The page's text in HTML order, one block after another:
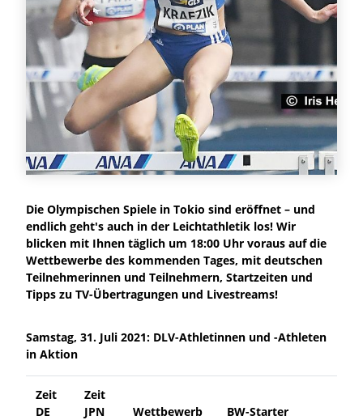
Die Olympischen Spiele in Tokio sind eröffnet – und
endlich geht's auch in der Leichtathletik los! Wir
blicken mit Ihnen täglich um 18:00 Uhr voraus auf die
Wettbewerbe des kommenden Tages, mit deutschen
Teilnehmerinnen und Teilnehmern, Startzeiten und
Tipps zu TV-Übertragungen und Livestreams!
Samstag, 31. Juli 2021: DLV-Athletinnen und -Athleten
in Aktion
Zeit
DE
Zeit
JPN
Wettbewerb BW-Starter